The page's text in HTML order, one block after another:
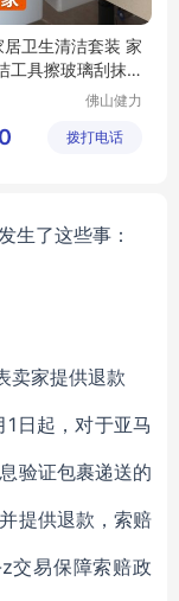
居卫生清洁套装 家
工具擦玻璃刮抹
佛山健力
有限公司
拨打电话
生了这些事：
卖家提供退款
日起，对于亚马
验证包裹递送的
提供退款，索赔
交易保障索赔政